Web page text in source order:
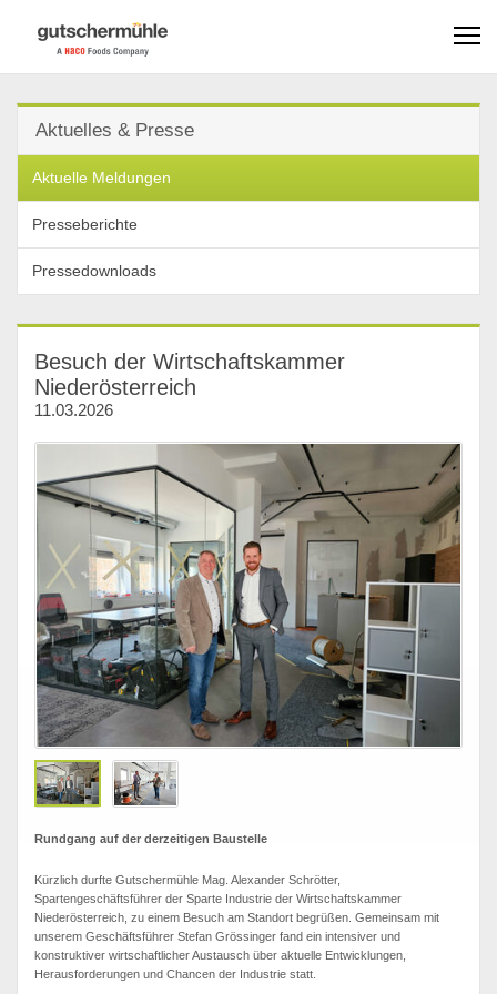
Aktuelles & Presse
Aktuelle Meldungen
Presseberichte
Pressedownloads
Besuch der Wirtschaftskammer
Niederösterreich
11.03.2026
Rundgang auf der derzeitigen Baustelle
Kürzlich durfte Gutschermühle Mag. Alexander Schrötter,
Spartengeschäftsführer der Sparte Industrie der Wirtschaftskammer
Niederösterreich, zu einem Besuch am Standort begrüßen. Gemeinsam mit
unserem Geschäftsführer Stefan Grössinger fand ein intensiver und
konstruktiver wirtschaftlicher Austausch über aktuelle Entwicklungen,
Herausforderungen und Chancen der Industrie statt.